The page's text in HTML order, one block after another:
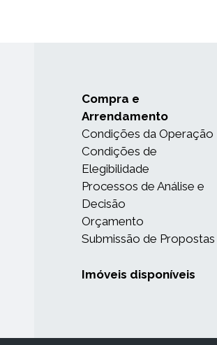
Compra e
Arrendamento
Condições da Operação
Condições de
Elegibilidade
Processos de Análise e
Decisão
Orçamento
Submissão de Propostas
Imóveis disponíveis